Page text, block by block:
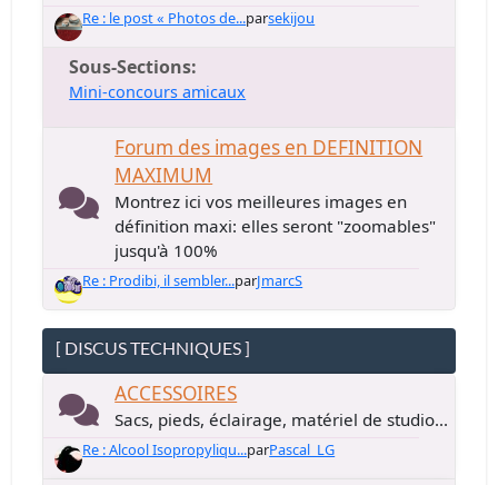
Re : le post « Photos de...parsekijou
Sous-Sections
Mini-concours amicaux
Forum des images en DEFINITION
MAXIMUM
Montrez ici vos meilleures images en
définition maxi: elles seront "zoomables"
jusqu'à 100%
Re : Prodibi, il sembler...parJmarcS
[ DISCUS TECHNIQUES ]
ACCESSOIRES
Sacs, pieds, éclairage, matériel de studio...
Re : Alcool Isopropyliqu...parPascal_LG